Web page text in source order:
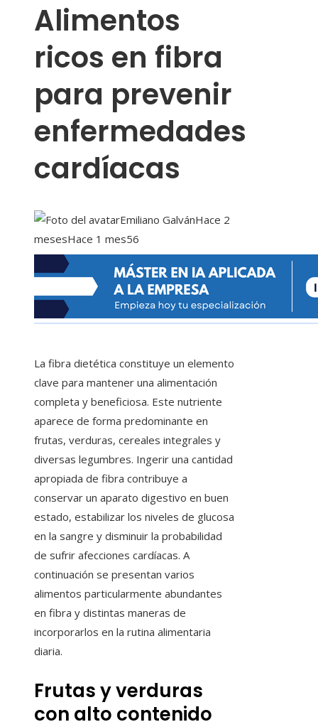
Alimentos
ricos en fibra
para prevenir
enfermedades
cardíacas
Emiliano GalvánHace 2
mesesHace 1 mes56
La fibra dietética constituye un elemento
clave para mantener una alimentación
completa y beneficiosa. Este nutriente
aparece de forma predominante en
frutas, verduras, cereales integrales y
diversas legumbres. Ingerir una cantidad
apropiada de fibra contribuye a
conservar un aparato digestivo en buen
estado, estabilizar los niveles de glucosa
en la sangre y disminuir la probabilidad
de sufrir afecciones cardíacas. A
continuación se presentan varios
alimentos particularmente abundantes
en fibra y distintas maneras de
incorporarlos en la rutina alimentaria
diaria.
Frutas y verduras
con alto contenido